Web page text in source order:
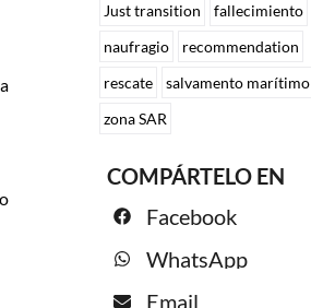
Just transition
fallecimiento
naufragio
recommendation
rescate
salvamento marítimo
zona SAR
COMPÁRTELO EN
Facebook
WhatsApp
Email